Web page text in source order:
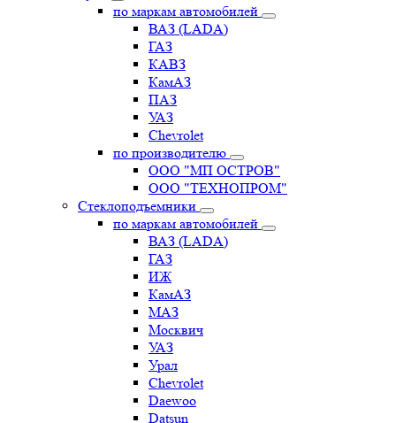
по маркам автомобилей
ВАЗ (LADA)
ГАЗ
КАВЗ
КамАЗ
ПАЗ
УАЗ
Chevrolet
по производителю
ООО "МП ОСТРОВ"
ООО "ТЕХНОПРОМ"
Стеклоподъемники
по маркам автомобилей
ВАЗ (LADA)
ГАЗ
ИЖ
КамАЗ
МАЗ
Москвич
УАЗ
Урал
Chevrolet
Daewoo
Datsun